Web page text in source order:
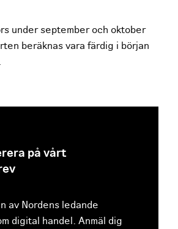
under september och oktober
beräknas vara färdig i början
på vårt
av Nordens ledande
digital handel. Anmäl dig